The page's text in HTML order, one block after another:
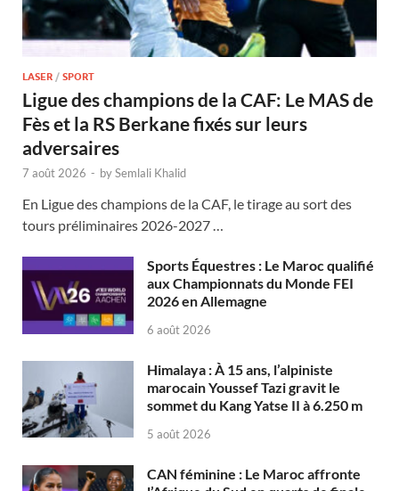
LASER / SPORT
Ligue des champions de la CAF: Le MAS de
Fès et la RS Berkane fixés sur leurs
adversaires
7 août 2026 - bySemlali Khalid
En Ligue des champions de la CAF, le tirage au sort des
tours préliminaires 2026-2027 …
Sports Équestres : Le Maroc qualifié
aux Championnats du Monde FEI
2026 en Allemagne
6 août 2026
Himalaya : À 15 ans, l’alpiniste
marocain Youssef Tazi gravit le
sommet du Kang Yatse II à 6.250 m
5 août 2026
CAN féminine : Le Maroc affronte